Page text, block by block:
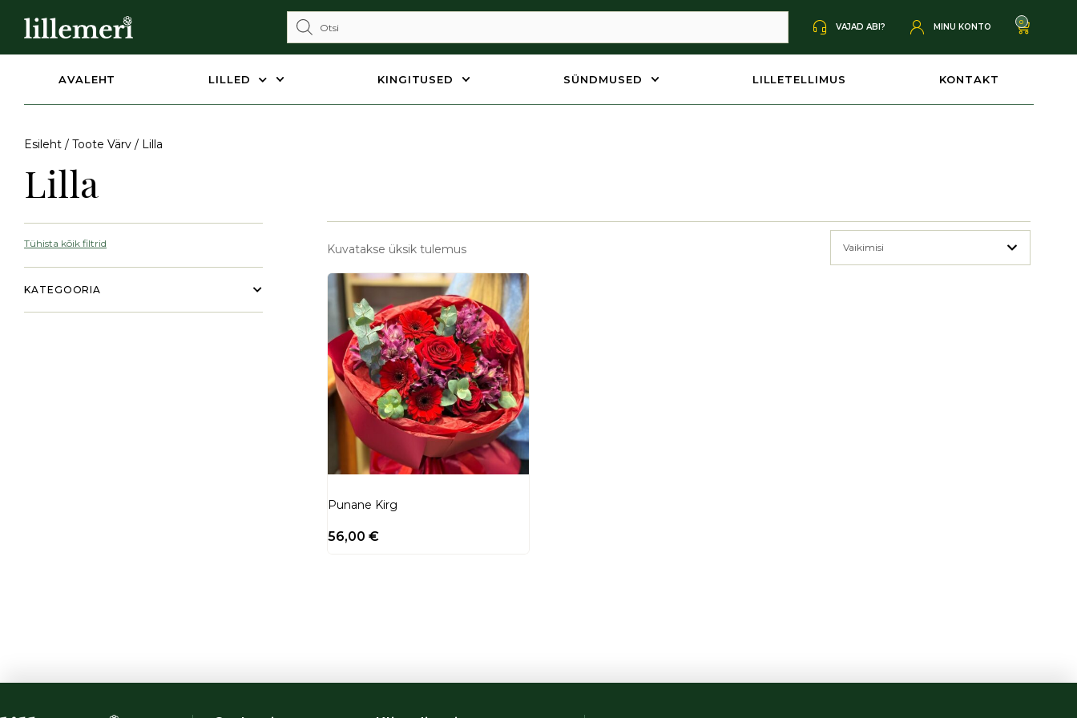
VAJAD ABI? 0
MINU KONTO
AVALEHT LILLED KINGITUSED SÜNDMUSED LILLETELLIMUS KONTAKT
Esileht / Toote Värv / Lilla
Lilla
Tühista kõik filtrid
KATEGOORIA
Kuvatakse üksik tulemus Vaikimisi
Punane Kirg
56,00 €